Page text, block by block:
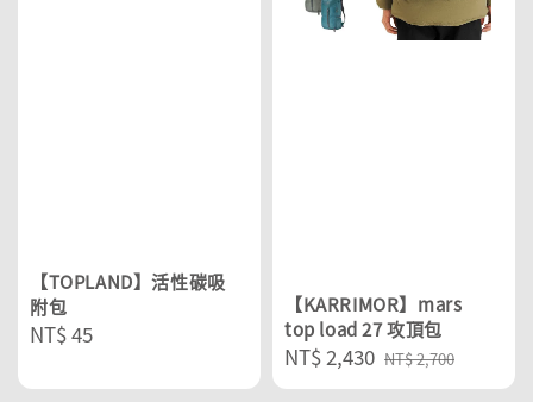
【TOPLAND】活性碳吸
附包
Regular
NT$ 45
【KARRIMOR】mars
top load 27 攻頂包
Sale
price
NT$ 2,430 Regular
price
NT$ 2,700